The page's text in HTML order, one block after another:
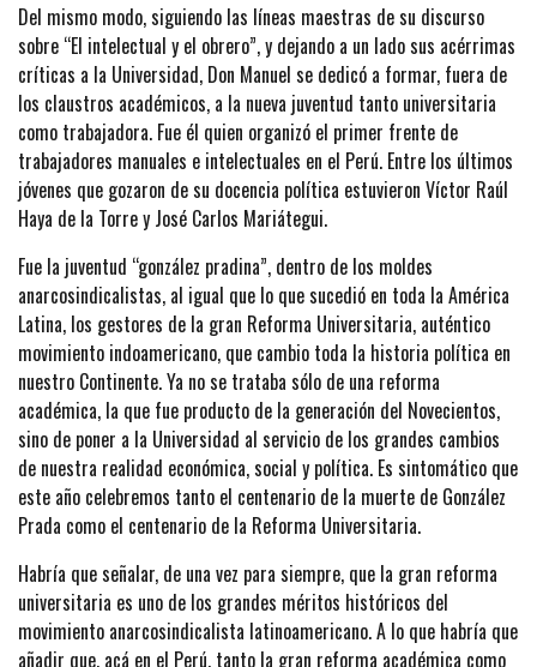
Del mismo modo, siguiendo las líneas maestras de su discurso
sobre “El intelectual y el obrero”, y dejando a un lado sus acérrimas
críticas a la Universidad, Don Manuel se dedicó a formar, fuera de
los claustros académicos, a la nueva juventud tanto universitaria
como trabajadora. Fue él quien organizó el primer frente de
trabajadores manuales e intelectuales en el Perú. Entre los últimos
jóvenes que gozaron de su docencia política estuvieron Víctor Raúl
Haya de la Torre y José Carlos Mariátegui.
Fue la juventud “gonzález pradina”, dentro de los moldes
anarcosindicalistas, al igual que lo que sucedió en toda la América
Latina, los gestores de la gran Reforma Universitaria, auténtico
movimiento indoamericano, que cambio toda la historia política en
nuestro Continente. Ya no se trataba sólo de una reforma
académica, la que fue producto de la generación del Novecientos,
sino de poner a la Universidad al servicio de los grandes cambios
de nuestra realidad económica, social y política. Es sintomático que
este año celebremos tanto el centenario de la muerte de González
Prada como el centenario de la Reforma Universitaria.
Habría que señalar, de una vez para siempre, que la gran reforma
universitaria es uno de los grandes méritos históricos del
movimiento anarcosindicalista latinoamericano. A lo que habría que
añadir que, acá en el Perú, tanto la gran reforma académica como